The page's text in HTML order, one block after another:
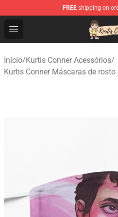
FREE shipping on
Open menu
Kurtis Conner Store -
Início/Kurtis Conner Acessórios/
Kurtis Conner Máscaras de rosto